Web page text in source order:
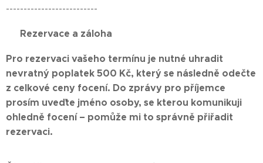
--------------------------
💵 Rezervace a záloha 💵
Pro rezervaci vašeho termínu je nutné uhradit
nevratný poplatek 500 Kč, který se následně odečte
z celkové ceny focení. Do zprávy pro příjemce
prosím uveďte jméno osoby, se kterou komunikuji
ohledně focení – pomůže mi to správně přiřadit
rezervaci.